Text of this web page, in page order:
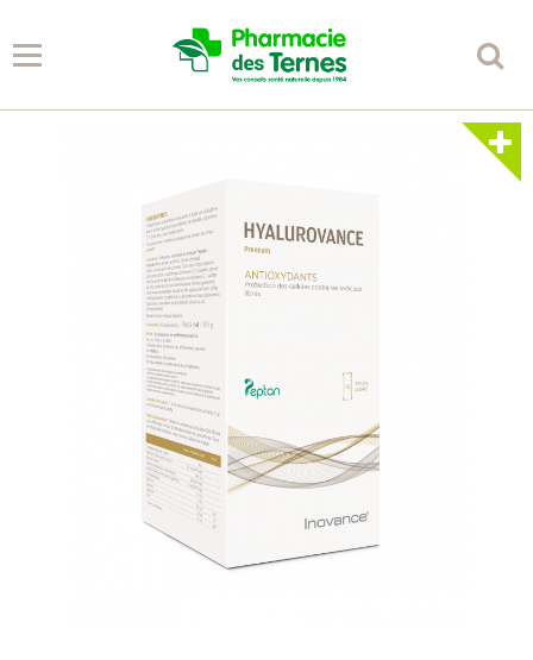
0
Votre compte
Spécificités
Partenaires